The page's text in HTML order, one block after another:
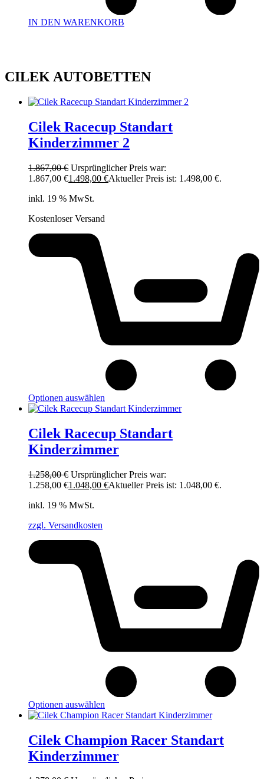
IN DEN WARENKORB
CILEK AUTOBETTEN
Cilek Racecup Standart
Kinderzimmer 2
1.867,00€ Ursprünglicher Preis war:
1.867,00 €1.498,00 €Aktueller Preis ist: 1.498,00 €.
inkl. 19 % MwSt.
Kostenloser Versand
Optionen auswählen
Cilek Racecup Standart
Kinderzimmer
1.258,00€ Ursprünglicher Preis war:
1.258,00 €1.048,00 €Aktueller Preis ist: 1.048,00 €.
inkl. 19 % MwSt.
zzgl. Versandkosten
Optionen auswählen
Cilek Champion Racer Standart
Kinderzimmer